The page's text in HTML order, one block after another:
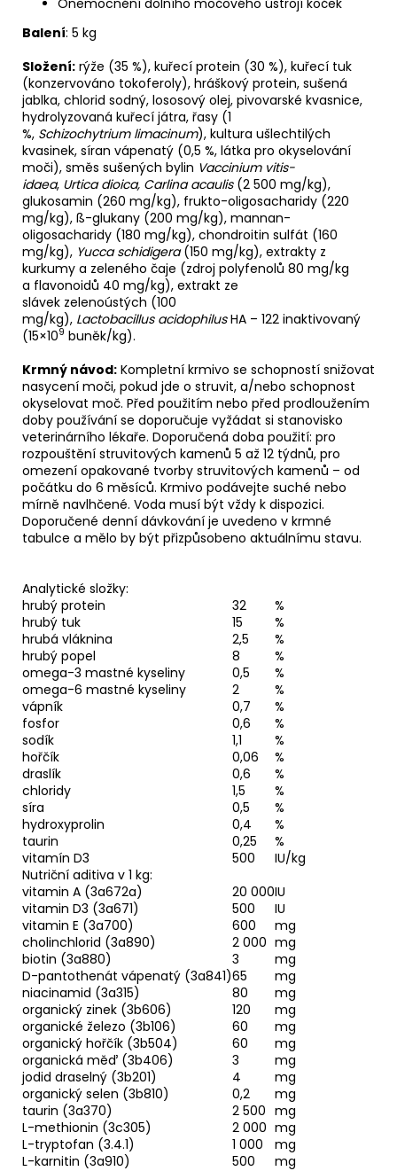
Balení: 5 kg
Složení: rýže (35 %), kuřecí protein (30 %), kuřecí tuk
(konzervováno tokoferoly), hráškový protein, sušená
jablka, chlorid sodný, lososový olej, pivovarské kvasnice,
hydrolyzovaná kuřecí játra, řasy (1
%, Schizochytrium limacinum), kultura ušlechtilých
kvasinek, síran vápenatý (0,5 %, látka pro okyselování
moči), směs sušených bylin Vaccinium vitis-
idaea, Urtica dioica, Carlina acaulis (2 500 mg/kg),
glukosamin (260 mg/kg), frukto-oligosacharidy (220
mg/kg), ß-glukany (200 mg/kg), mannan-
oligosacharidy (180 mg/kg), chondroitin sulfát (160
mg/kg), Yucca schidigera(150 mg/kg), extrakty z
kurkumy a zeleného čaje (zdroj polyfenolů 80 mg/kg
a flavonoidů 40 mg/kg), extrakt ze
slávek zelenoústých (100
mg/kg), Lactobacillus acidophilusHA – 122 inaktivovaný
(15×109 buněk/kg).
Krmný návod: Kompletní krmivo se schopností snižovat
nasycení moči, pokud jde o struvit, a/nebo schopnost
okyselovat moč. Před použitím nebo před prodloužením
doby používání se doporučuje vyžádat si stanovisko
veterinárního lékaře. Doporučená doba použití: pro
rozpouštění struvitových kamenů 5 až 12 týdnů, pro
omezení opakované tvorby struvitových kamenů – od
počátku do 6 měsíců. Krmivo podávejte suché nebo
mírně navlhčené. Voda musí být vždy k dispozici.
Doporučené denní dávkování je uvedeno v krmné
tabulce a mělo by být přizpůsobeno aktuálnímu stavu.
Analytické složky:
hrubý protein
32
%
hrubý tuk
15
%
hrubá vláknina
2,5
%
hrubý popel
8
%
omega-3 mastné kyseliny
0,5
%
omega-6 mastné kyseliny
2
%
vápník
0,7
%
fosfor
0,6
%
sodík
1,1
%
hořčík
0,06
%
draslík
0,6
%
chloridy
1,5
%
síra
0,5
%
hydroxyprolin
0,4
%
taurin
0,25
%
vitamín D3
500
IU/kg
Nutriční aditiva v 1 kg:
vitamin A (3a672a)
20 000IU
vitamin D3 (3a671)
500
IU
vitamin E (3a700)
600
mg
cholinchlorid (3a890)
2 000 mg
biotin (3a880)
3
mg
D-pantothenát vápenatý (3a841)65
mg
niacinamid (3a315)
80
mg
organický zinek (3b606)
120
mg
organické železo (3b106)
60
mg
organický hořčík (3b504)
60
mg
organická měď (3b406)
3
mg
jodid draselný (3b201)
4
mg
organický selen (3b810)
0,2
mg
taurin (3a370)
2 500 mg
L-methionin (3c305)
2 000 mg
L-tryptofan (3.4.1)
1 000
mg
L-karnitin (3a910)
500
mg